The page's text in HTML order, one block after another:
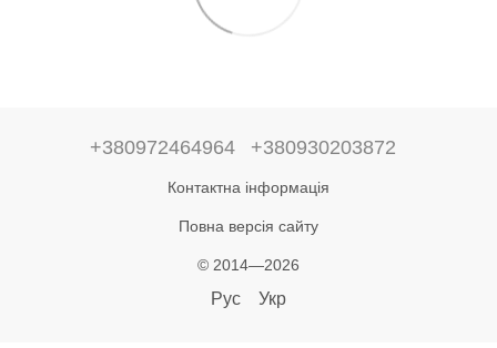
+380972464964 +380930203872
Контактна інформація
Повна версія сайту
© 2014—2026
Рус Укр